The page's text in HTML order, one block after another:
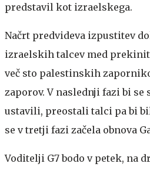
predstavil kot izraelskega.
Načrt predvideva izpustitev
izraelskih talcev med
več sto palestinskih
zaporov. V naslednji fazi bi se
ustavili, preostali talci pa bi
se v tretji fazi začela obnova
Voditelji G7 bodo v petek, na